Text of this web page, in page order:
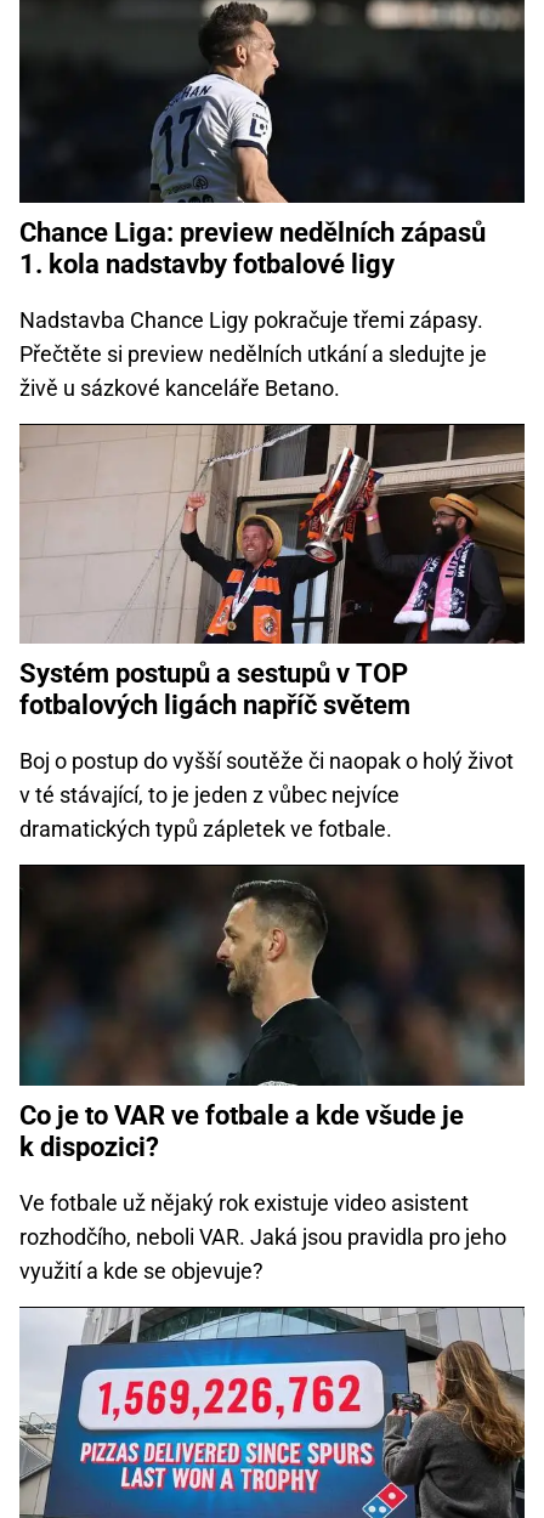
Chance Liga: preview nedělních zápasů
1. kola nadstavby fotbalové ligy
Nadstavba Chance Ligy pokračuje třemi zápasy.
Přečtěte si preview nedělních utkání a sledujte je
živě u sázkové kanceláře Betano.
Systém postupů a sestupů v TOP
fotbalových ligách napříč světem
Boj o postup do vyšší soutěže či naopak o holý život
v té stávající, to je jeden z vůbec nejvíce
dramatických typů zápletek ve fotbale.
Co je to VAR ve fotbale a kde všude je
k dispozici?
Ve fotbale už nějaký rok existuje video asistent
rozhodčího, neboli VAR. Jaká jsou pravidla pro jeho
využití a kde se objevuje?